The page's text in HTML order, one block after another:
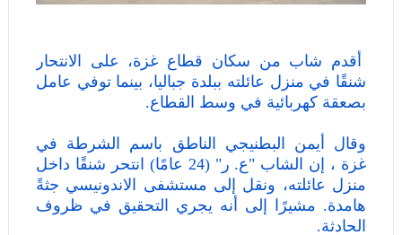
أقدم شاب من سكان قطاع غزة، على الانتحار
شنقًا في منزل عائلته ببلدة جباليا، بينما توفي عامل
بصعقة كهربائية في وسط القطاع.
وقال أيمن البطنيجي الناطق باسم الشرطة في
غزة ، إن الشاب "ع. ر" (24 عامًا) انتحر شنقًا داخل
منزل عائلته، ونقل إلى مستشفى الاندونيسي جثةً
هامدة. مشيرًا إلى أنه يجري التحقيق في ظروف
الحادثة.